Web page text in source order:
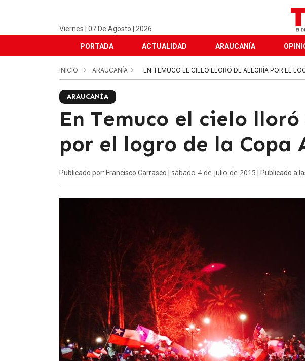
Viernes | 07 De Agosto | 2026
PORTADA ACTUALIDAD ARAUCANÍA
INICIO ARAUCANÍA EN TEMUCO EL CIELO LLORÓ DE ALEGRÍA POR EL
ARAUCANÍA
En Temuco el cielo
por el logro de la Copa
Publicado por: Francisco Carrasco | sábado 4 de julio de 2015 | Publicado a